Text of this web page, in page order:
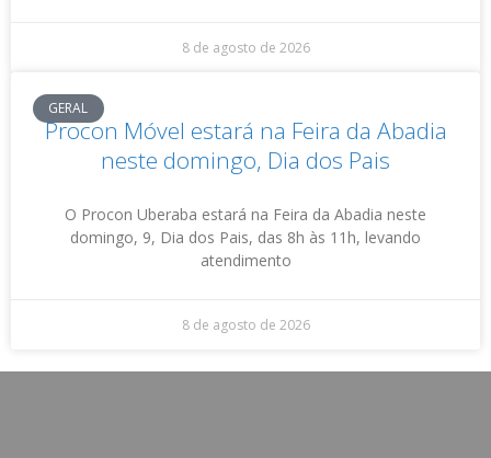
8 de agosto de 2026
GERAL
Procon Móvel estará na Feira da Abadia
neste domingo, Dia dos Pais
O Procon Uberaba estará na Feira da Abadia neste
domingo, 9, Dia dos Pais, das 8h às 11h, levando
atendimento
8 de agosto de 2026